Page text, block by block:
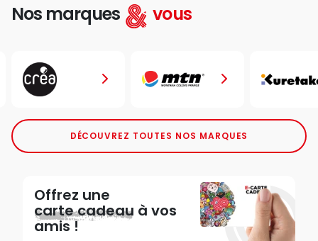
Nos marques vous
DÉCOUVREZ TOUTES NOS MARQUES
Offrez une
carte cadeau à vos
amis !